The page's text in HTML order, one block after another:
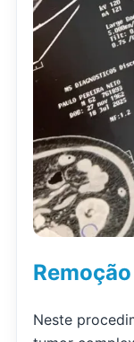
Neste